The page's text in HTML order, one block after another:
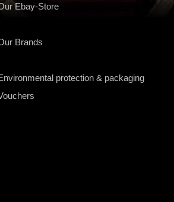
Ebay-Store
Brands
protection & packaging